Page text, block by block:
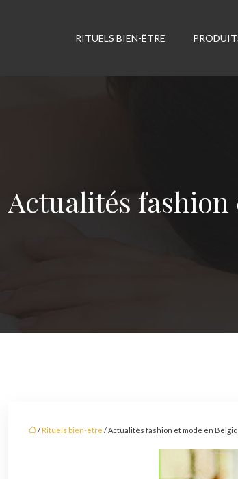
RITUELS BIEN-ÊTRE
Actualités fashion
/ Rituels bien-être / Actualités fashion et mode en